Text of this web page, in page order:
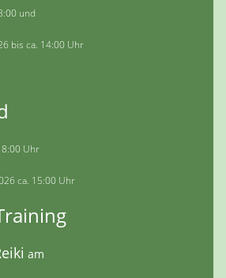
und
bis ca. 14:00 Uhr
Uhr
ca. 15:00 Uhr
am